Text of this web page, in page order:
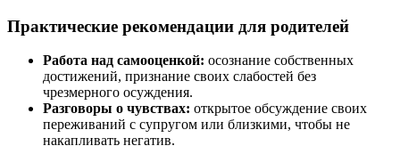
Практические рекомендации для родителей
Работа над самооценкой: осознание собственных
достижений, признание своих слабостей без
чрезмерного осуждения.
Разговоры о чувствах: открытое обсуждение своих
переживаний с супругом или близкими, чтобы не
накапливать негатив.